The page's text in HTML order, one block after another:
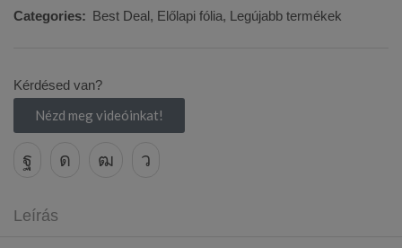
Categories: Best Deal, Előlapi fólia, Legújabb termékek
Kérdésed van?
Nézd meg videóinkat!
Leírás